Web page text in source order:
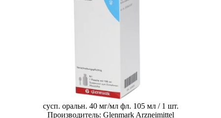
сусп. оральн. 40 мг/мл фл. 105 мл / 1 шт.
Производитель: Glenmark Arzneimittel